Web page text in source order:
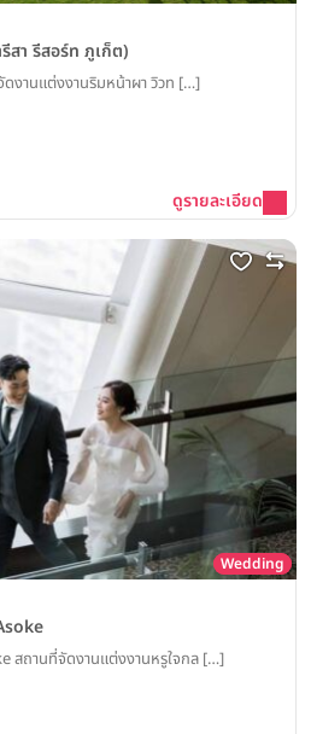
า รีสอร์ท ภูเก็ต)
งานแต่งงานริมหน้าผา วิวท […]
ดูรายละเอียด
Wedding
สถานที่จัดงานแต่งงานหรูใจกล […]